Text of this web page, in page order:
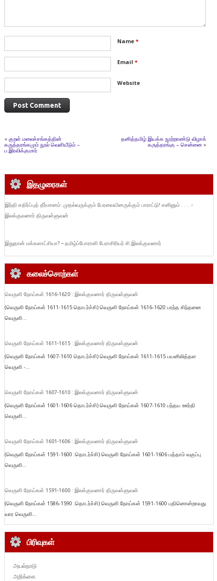
Name *
Email *
Website
« குறள் மலைச்சங்கத்தின்
கருத்தரங்கமும் நூல் வெளியீடும் –
ப.இரவிக்குமார்
தனித்தமிழ் இயக்க நூற்றாண்டு விழாக்
கருத்தரங்கு – சென்னை »
இதழுரைகள்
இந்தி எதிர்ப்புத் தீர்மானம்: முதல்வருக்கும் பேரவையினருக்கும் பாராட்டு! எனினும் . . . .-
இலக்குவனார் திருவள்ளுவன்
இதுதான் மக்களாட்சியா? – தமிழ்ப்போராளி பேராசிரியர் சி.இலக்குவனார்
கலைச்சொற்கள்
வெருளி நோய்கள் 1616-1620 : இலக்குவனார் திருவள்ளுவன்
(வெருளி நோய்கள் 1611-1615 தொடர்ச்சி) வெருளி நோய்கள் 1616-1620 பரந்த சிந்தனை
வெருளி...
வெருளி நோய்கள் 1611-1615 : இலக்குவனார் திருவள்ளுவன்
(வெருளி நோய்கள் 1607-1610 தொடர்ச்சி) வெருளி நோய்கள் 1611-1615 பயனிலித்தள
வெருளி -...
வெருளி நோய்கள் 1607-1610 : இலக்குவனார் திருவள்ளுவன்
(வெருளி நோய்கள் 1601-1606 தொடர்ச்சி) வெருளி நோய்கள் 1607-1610 பந்தய ஊர்தி
வெருளி...
வெருளி நோய்கள் 1601-1606 : இலக்குவனார் திருவள்ளுவன்
(வெருளி நோய்கள் 1591-1600 :தொடர்ச்சி) வெருளி நோய்கள் 1601-1606 பத்தாம் வகுப்பு
வெருளி...
வெருளி நோய்கள் 1591-1600 : இலக்குவனார் திருவள்ளுவன்
(வெருளி நோய்கள் 1586-1590 :தொடர்ச்சி) வெருளி நோய்கள் 1591-1600 பதினொன்றாவது
வார வெருளி...
பிரிவுகள்
அயல்நாடு
அறிக்கை